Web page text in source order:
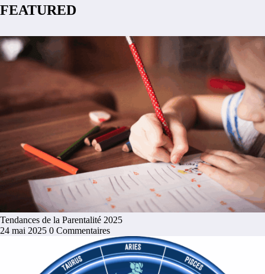
FEATURED
Tendances de la Parentalité 2025
24 mai 2025 0 Commentaires